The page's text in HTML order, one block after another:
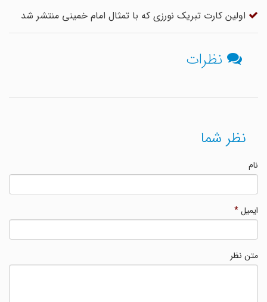
اولین کارت تبریک نورزی که با تمثال امام خمینی منتشر شد
نظرات
نظر شما
ایمیل*
متن نظر